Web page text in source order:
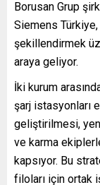
Borusan Grup
Siemens
şekillendirmek
araya geliyor.
İki kurum
şarj istasyonları
geliştirilmesi,
ve karma
kapsıyor. Bu
filoları için ortak